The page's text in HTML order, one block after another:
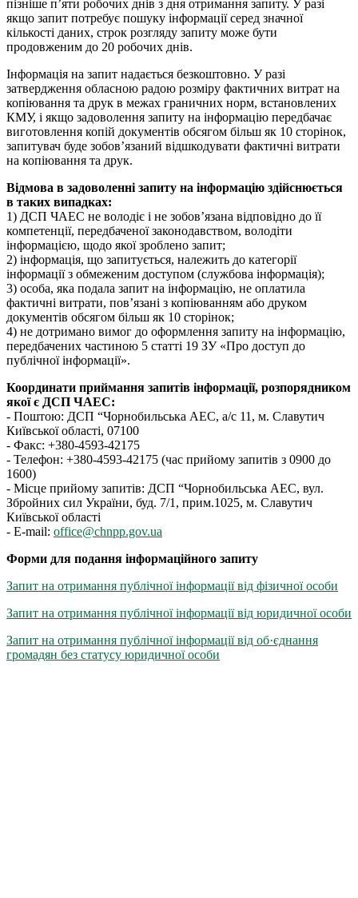
пізніше п’яти робочих днів з дня отримання запиту. У разі
якщо запит потребує пошуку інформації серед значної
кількості даних, строк розгляду запиту може бути
продовженим до 20 робочих днів.
Інформація на запит надається безкоштовно. У разі
затвердження обласною радою розміру фактичних витрат на
копіювання та друк в межах граничних норм, встановлених
КМУ, і якщо задоволення запиту на інформацію передбачає
виготовлення копій документів обсягом більш як 10 сторінок,
запитувач буде зобов’язаний відшкодувати фактичні витрати
на копіювання та друк.
Відмова в задоволенні запиту на інформацію здійснюється
в таких випадках:
1) ДСП ЧАЕС не володіє і не зобов’язана відповідно до її
компетенції, передбаченої законодавством, володіти
інформацією, щодо якої зроблено запит;
2) інформація, що запитується, належить до категорії
інформації з обмеженим доступом (службова інформація);
3) особа, яка подала запит на інформацію, не оплатила
фактичні витрати, пов’язані з копіюванням або друком
документів обсягом більш як 10 сторінок;
4) не дотримано вимог до оформлення запиту на інформацію,
передбачених частиною 5 статті 19 ЗУ «Про доступ до
публічної інформації».
Координати приймання запитів інформації, розпорядником
якої є ДСП ЧАЕС:
- Поштою: ДСП “Чорнобильська АЕС, а/с 11, м. Славутич
Київської області, 07100
- Факс: +380-4593-42175
- Телефон: +380-4593-42175 (час прийому запитів з 0900 до
1600)
- Місце прийому запитів: ДСП “Чорнобильська АЕС, вул.
Збройних сил України, буд. 7/1, прим.1025, м. Славутич
Київської області
- E-mail: office@chnpp.gov.ua
Форми для подання інформаційного запиту
Запит на отримання публічної інформації від фізичної особи
Запит на отримання публічної інформації від юридичної особи
Запит на отримання публічної інформації від об·єднання
громадян без статусу юридичної особи